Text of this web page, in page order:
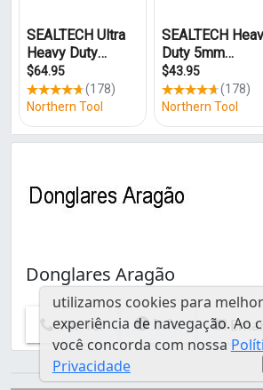
Donglares Aragão
Ver Tel Info
utilizamos cookies para
experiência de navegação. Ao
você concorda com nossa
Privacidade